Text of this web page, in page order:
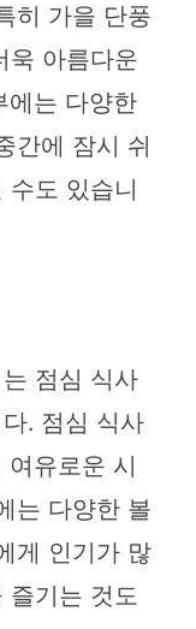
히 가을 단풍
욱 아름다운
에는 다양한
간에 잠시 쉬
수도 있습니
점심 식사
. 점심 식사
여유로운 시
는 다양한 볼
게 인기가 많
즐기는 것도